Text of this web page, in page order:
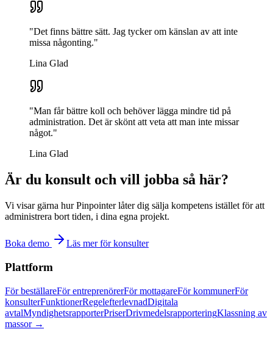
"Det finns bättre sätt. Jag tycker om känslan av att inte
missa någonting."
Lina Glad
"Man får bättre koll och behöver lägga mindre tid på
administration. Det är skönt att veta att man inte missar
något."
Lina Glad
Är du konsult och vill jobba så här?
Vi visar gärna hur Pinpointer låter dig sälja kompetens istället för att
administrera bort tiden, i dina egna projekt.
Boka demo Läs mer för konsulter
Plattform
För beställareFör entreprenörerFör mottagareFör kommunerFör
konsulterFunktionerRegelefterlevnadDigitala
avtalMyndighetsrapporterPriserDrivmedelsrapporteringKlassning av
massor →